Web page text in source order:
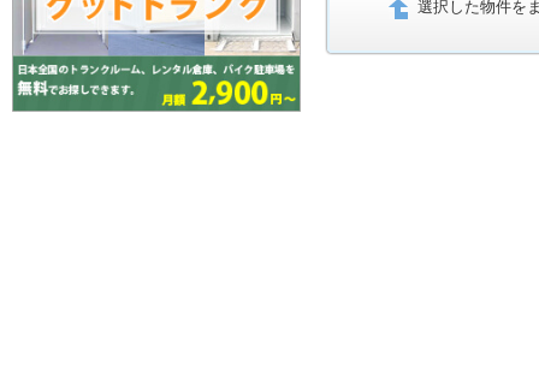
選択した物件を